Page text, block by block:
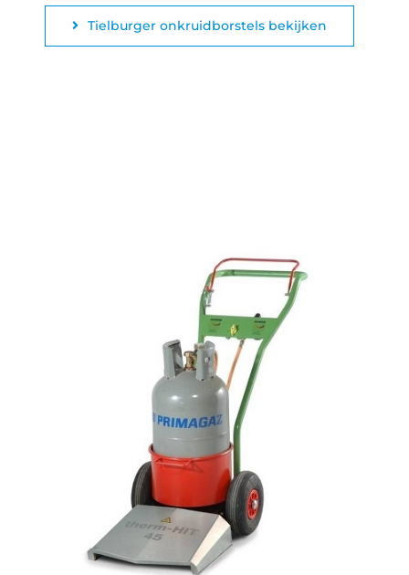
Tielburger onkruidborstels bekijken